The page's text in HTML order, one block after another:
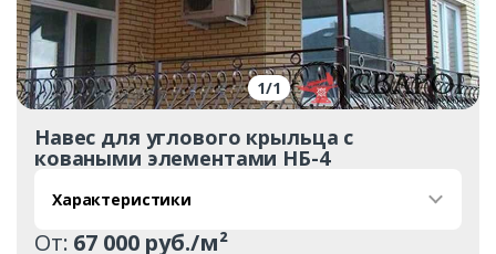
1/1
Навес для углового крыльца с
коваными элементами НБ-4
Характеристики
От: 67 000 руб./м²